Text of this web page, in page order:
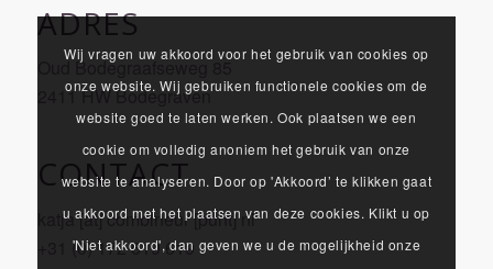
ADRES
Oud Bodegraafseweg 85
2411 HW Bodegraven
CONTACT
katja [at] combineur [punt] nl
+31 (0) 172 619 619
Wij vragen uw akkoord voor het gebruik van cookies op
onze website. Wij gebruiken functionele cookies om de
website goed te laten werken. Ook plaatsen we een
cookie om volledig anoniem het gebruik van onze
website te analyseren. Door op 'Akkoord’ te klikken gaat
u akkoord met het plaatsen van deze cookies. Klikt u op
'Niet akkoord', dan geven we u de mogelijkheid onze